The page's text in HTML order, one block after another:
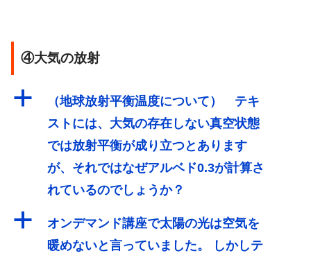
④大気の放射
a
（地球放射平衡温度について） テキ
ストには、大気の存在しない真空状態
では放射平衡が成り立つとあります
が、それではなぜアルベド0.3が計算さ
れているのでしょうか？
a
オンデマンド講座で太陽の光は空気を
暖めないと言っていました。 しかしテ